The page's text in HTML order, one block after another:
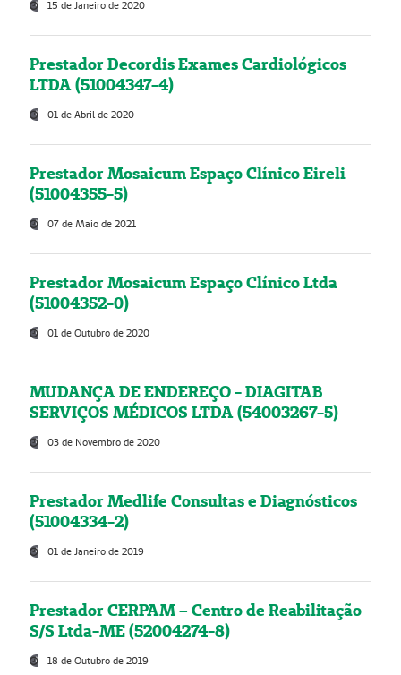
15 de Janeiro de 2020
Prestador Decordis Exames Cardiológicos
LTDA (51004347-4)
01 de Abril de 2020
Prestador Mosaicum Espaço Clínico Eireli
(51004355-5)
07 de Maio de 2021
Prestador Mosaicum Espaço Clínico Ltda
(51004352-0)
01 de Outubro de 2020
MUDANÇA DE ENDEREÇO - DIAGITAB
SERVIÇOS MÉDICOS LTDA (54003267-5)
03 de Novembro de 2020
Prestador Medlife Consultas e Diagnósticos
(51004334-2)
01 de Janeiro de 2019
Prestador CERPAM – Centro de Reabilitação
S/S Ltda-ME (52004274-8)
18 de Outubro de 2019